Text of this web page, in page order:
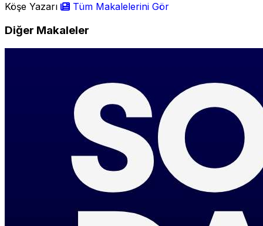
Köşe Yazarı Tüm Makalelerini Gör
Diğer Makaleler